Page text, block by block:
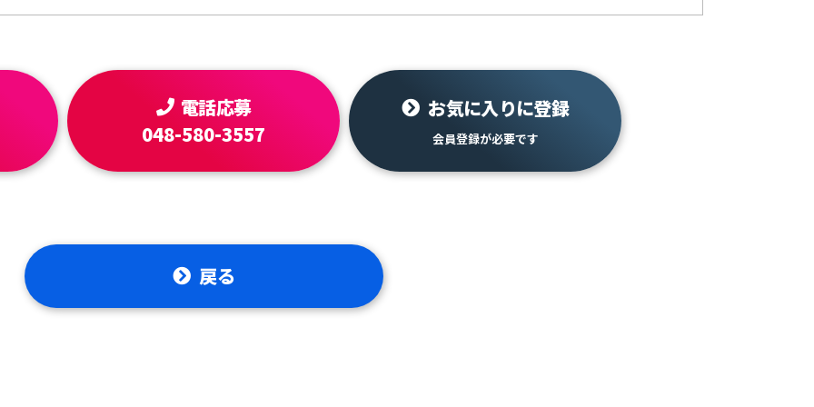
電話応募
048-580-3557
お気に入りに登録
戻る